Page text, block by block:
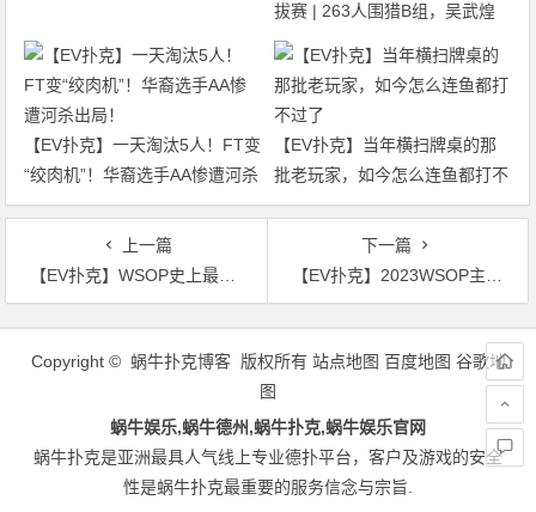
拔赛 | 263人围猎B组，吴武煌
54.4万领跑，主赛第一轮晋级版
【EV扑克】一天淘汰5人！FT变
“绞肉机”！华裔选手AA惨遭河杀
出局！
【EV扑克】当年横扫牌桌的那
批老玩家，如今怎么连鱼都打不
过了
上一篇
【EV扑克】WSOP史上最大！10043人参赛，1210万刀冠军奖金，3663人晋级Day3
下一篇
【EV扑克】2023WSOP主赛Day3结束 Tom Dwan被淘汰，冠军奖金$12,100,000！
文
Copyright © 蜗牛扑克博客 版权所有 站点地图 百度地图 谷歌地
图
蜗牛娱乐,蜗牛德州,蜗牛扑克,蜗牛娱乐官网
蜗牛扑克是亚洲最具人气线上专业德扑平台，客户及游戏的安全
性是蜗牛扑克最重要的服务信念与宗旨.